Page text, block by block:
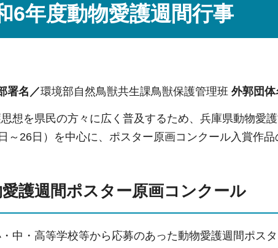
6年度動物愛護週間行事
署名／環境部自然鳥獣共生課鳥獣保護管理班 外郭団体
想を県民の方々に広く普及するため、兵庫県動物愛
～26日）を中心に、ポスター原画コンクール入賞作
護週間ポスター原画コンクール
中・高等学校等から応募のあった動物愛護週間ポス